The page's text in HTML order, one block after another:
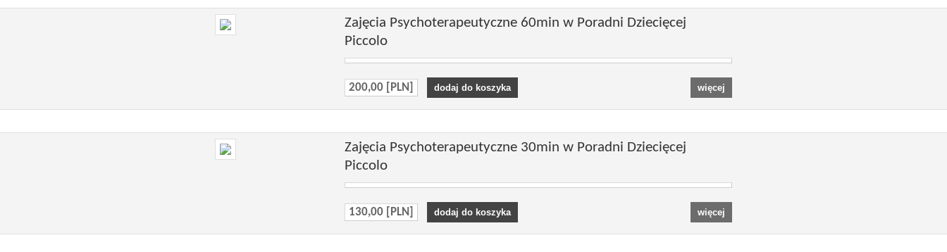
Zajęcia Psychoterapeutyczne 60min w Poradni Dziecięcej
Piccolo
200,00 [PLN]
Zajęcia Psychoterapeutyczne 30min w Poradni Dziecięcej
Piccolo
130,00 [PLN]